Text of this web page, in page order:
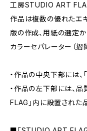
工房STUDIO ART
作品は複数の優れたエ
版の作成、用紙の選定か
カラーセパレーター（摺
・作品の中央下部には
・作品の左下部には、
FLAG」内に設置され